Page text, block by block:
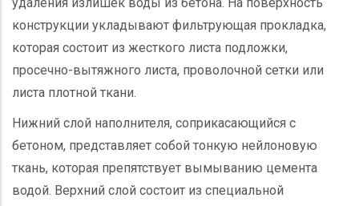
конструкции укладывают фильтрующая прокладка,
которая состоит из жесткого листа подложки,
просечно-вытяжного листа, проволочной сетки или
листа плотной ткани.
Нижний слой наполнителя, соприкасающийся с
бетоном, представляет собой тонкую нейлоновую
ткань, которая препятствует вымыванию цемента
водой. Верхний слой состоит из специальной